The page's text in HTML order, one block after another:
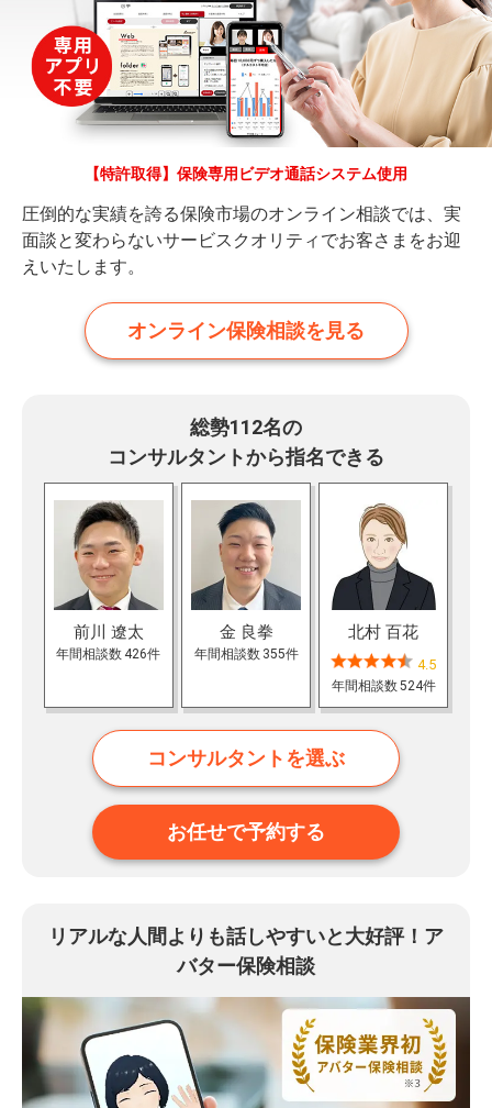
【特許取得】保険専用ビデオ通話システム使用
圧倒的な実績を誇る保険市場のオンライン相談では、実
面談と変わらないサービスクオリティでお客さまをお迎
えいたします。
オンライン保険相談を見る
総勢112名の
コンサルタントから指名できる
前川 遼太
年間相談数 426件
金 良拳
年間相談数 355件
北村 百花
4.5
年間相談数524件
コンサルタントを選ぶ
お任せで予約する
リアルな人間よりも話しやすいと大好評！ア
バター保険相談